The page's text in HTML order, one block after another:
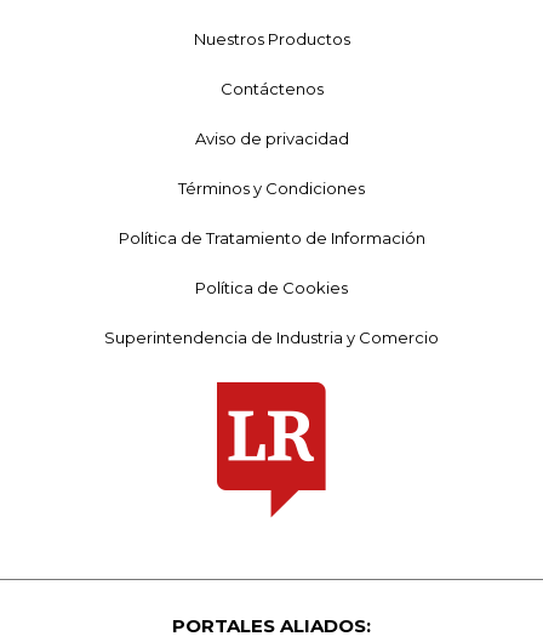
Nuestros Productos
Contáctenos
Aviso de privacidad
Términos y Condiciones
Política de Tratamiento de Información
Política de Cookies
Superintendencia de Industria y Comercio
PORTALES ALIADOS: